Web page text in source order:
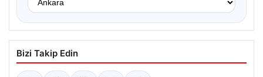
Bizi Takip Edin